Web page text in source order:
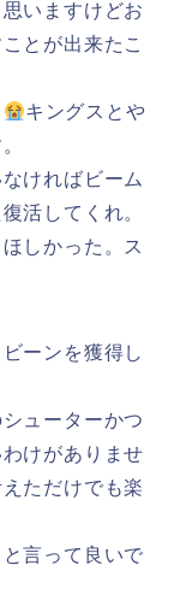
いますけどお
とが出来たこ
キングスとや
ければビーム
活してくれ。
しかった。ス
ーンを獲得し
ューターかつ
けがありませ
ただけでも楽
言って良いで